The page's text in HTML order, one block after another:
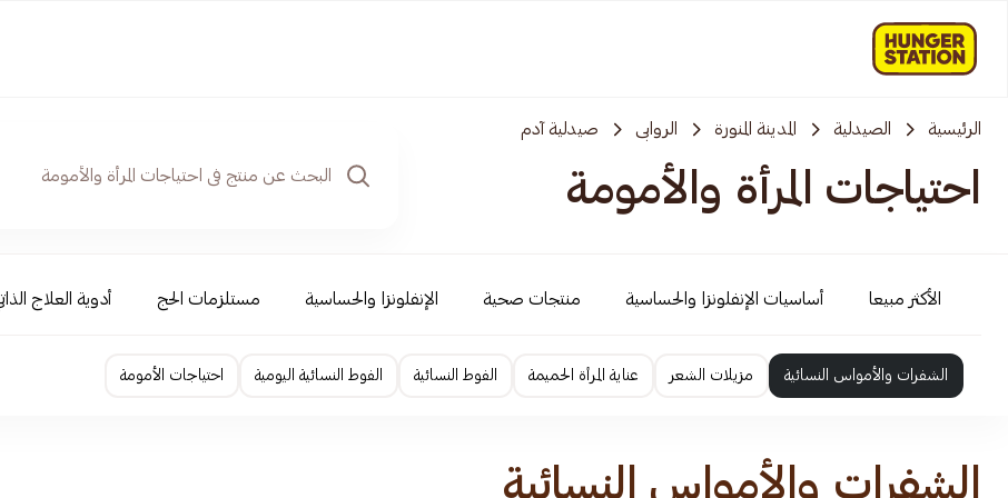
الرئيسية الصيدلية المدينة المنورة الروابی صيدلية آدم
احتياجات المرأة والأمومة
الأكثر مبيعا أساسيات الإنفلونزا والحساسية منتجات صحية الإنفلونزا والحساسية مستلزمات الحج أدوية العلاج
الشفرات والأمواس النسائية مزيلات الشعر عناية المرأة الحميمة الفوط النسائية الفوط النسائية اليومية احتياجات الأمومة
الشفرات والأمواس النسائية